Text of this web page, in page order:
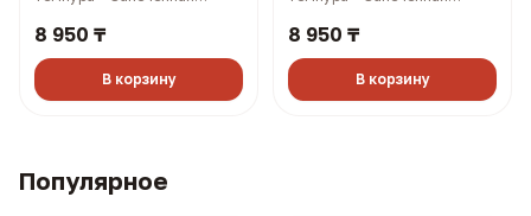
Самурай темпура + Чикси
8 950 ₸
В корзину
Филадельфия лайт 1/2 +
Чикси хот (1380 гр, 2689
ккал)
8 950 ₸
В корзину
Популярное